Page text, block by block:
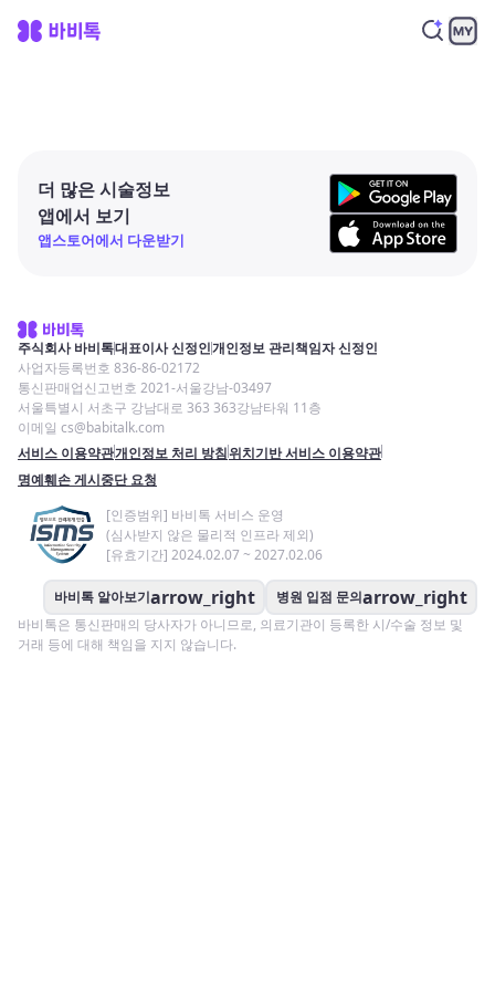
더 많은 시술정보
앱에서 보기
앱스토어에서 다운받기
주식회사 바비톡대표이사 신정인개인정보 관리책임자 신정인
사업자등록번호 836-86-02172
통신판매업신고번호 2021-서울강남-03497
서울특별시 서초구 강남대로 363 363강남타워 11층
이메일 cs@babitalk.com
서비스 이용약관개인정보 처리 방침위치기반 서비스 이용약관
명예훼손 게시중단 요청
[인증범위] 바비톡 서비스 운영
(심사받지 않은 물리적 인프라 제외)
[유효기간] 2024.02.07 ~ 2027.02.06
바비톡 알아보기arrow_right 병원 입점 문의arrow_right
바비톡은 통신판매의 당사자가 아니므로, 의료기관이 등록한 시/수술 정보 및
거래 등에 대해 책임을 지지 않습니다.